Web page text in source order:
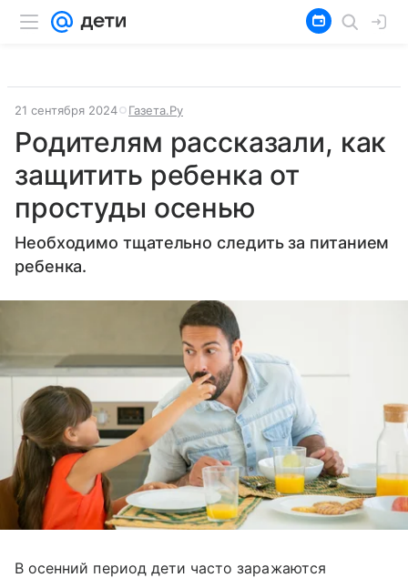
21 сентября 2024 Газета.Ру
Родителям рассказали, как
защитить ребенка от
простуды осенью
Необходимо тщательно следить за питанием
ребенка.
В осенний период дети часто заражаются